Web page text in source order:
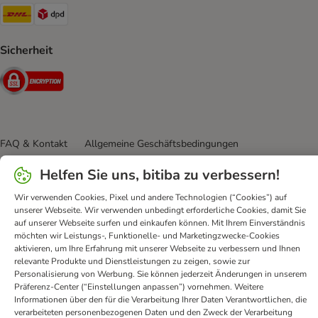
DHL Shipping Method
Sicherheit
Security
FAQ & Kontakt
Allgemeine Geschäftsbedingungen
Datenschutz
Versandinformationen
Zahlungsarten
Vertrag widerrufen
Entsorgungs-und Umweltbestimmungen
Erklärung zur Barrierefreiheit
bitiba GmbH 2026
Helfen Sie uns, bitiba zu verbessern!
Wir verwenden Cookies, Pixel und andere Technologien (“Cookies”) auf
unserer Webseite. Wir verwenden unbedingt erforderliche Cookies, damit Sie
auf unserer Webseite surfen und einkaufen können. Mit Ihrem Einverständnis
möchten wir Leistungs-, Funktionelle- und Marketingzwecke-Cookies
aktivieren, um Ihre Erfahrung mit unserer Webseite zu verbessern und Ihnen
relevante Produkte und Dienstleistungen zu zeigen, sowie zur
Personalisierung von Werbung. Sie können jederzeit Änderungen in unserem
Präferenz-Center (“Einstellungen anpassen”) vornehmen. Weitere
Informationen über den für die Verarbeitung Ihrer Daten Verantwortlichen, die
verarbeiteten personenbezogenen Daten und den Zweck der Verarbeitung